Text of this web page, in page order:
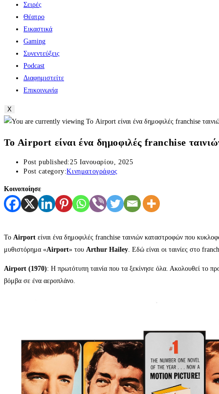
Σειρές
Θέατρο
Εικαστικά
Gaming
Συνεντεύξεις
Podcast
Διαφημιστείτε
Επικοινωνία
X
Το Airport είναι ένα δημοφιλές franchise
Post published: 25 Ιανουαρίου, 2025
Post category:Κινηματογράφος
Κοινοποίησε
Το Airport είναι ένα δημοφιλές franchise ταινιών καταστροφών που
μυθιστόρημα «Airport» του Arthur Hailey . Εδώ είναι οι ταινίες στο
Airport (1970): Η πρωτότυπη ταινία που τα ξεκίνησε όλα. Ακολουθεί το
βόμβα σε ένα αεροπλάνο.